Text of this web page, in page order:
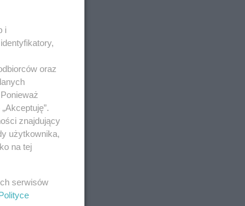
i
oraz
znajdujący
użytkownika,
na tej
serwisów